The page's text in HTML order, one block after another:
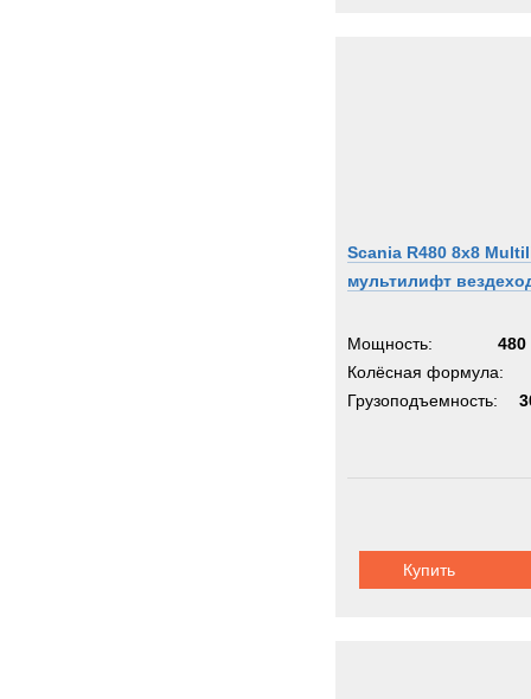
Scania R480 8x8
мультилифт
Мощность:
480
Колёсная формула:
Грузоподъемность:
Купить